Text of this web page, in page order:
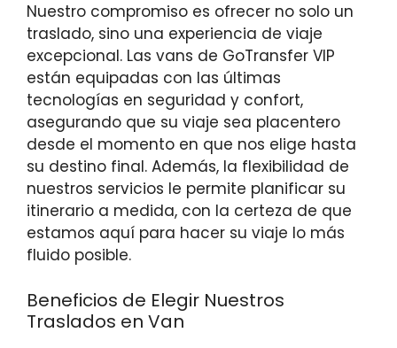
Nuestro compromiso es ofrecer no solo un
traslado, sino una experiencia de viaje
excepcional. Las vans de GoTransfer VIP
están equipadas con las últimas
tecnologías en seguridad y confort,
asegurando que su viaje sea placentero
desde el momento en que nos elige hasta
su destino final. Además, la flexibilidad de
nuestros servicios le permite planificar su
itinerario a medida, con la certeza de que
estamos aquí para hacer su viaje lo más
fluido posible.
Beneficios de Elegir Nuestros
Traslados en Van